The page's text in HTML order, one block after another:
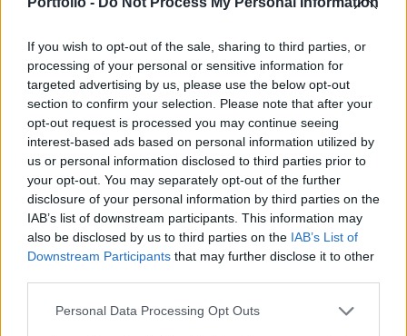
If you wish to opt-out of the sale, sharing to third parties, or
processing of your personal or sensitive information for
targeted advertising by us, please use the below opt-out
section to confirm your selection. Please note that after your
opt-out request is processed you may continue seeing
interest-based ads based on personal information utilized by
us or personal information disclosed to third parties prior to
your opt-out. You may separately opt-out of the further
disclosure of your personal information by third parties on the
IAB’s list of downstream participants. This information may
also be disclosed by us to third parties on the IAB’s List of
Downstream Participants that may further disclose it to other
Personal Data Processing Opt Outs
segítséget kaphatnak ahhoz, hogy az észlelt
igényelnek: otthon lássák el, forduljanak
háziorvoshoz rendelési időben, menjenek
sürgősségi ellátóhelyre, vagy hívják azonnal a
112-es telefonszámot.
Az applikáció felnőtt moduljának bemutatása alkalmából
rendezett sajtótájékoztatón Merkely Béla, a Semmelweis
Egyetem rektora elmondta: eddig már 187 ezren
használtak az applikációt az elindítása óta eltelt bő egy
éves időszakban. A felnőtt modul mostani beépítésével az